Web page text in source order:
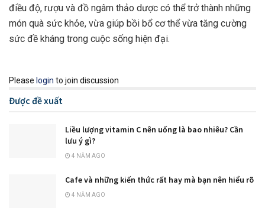
điều độ, rượu và đồ ngâm thảo dược có thể trở thành những
món quà sức khỏe, vừa giúp bồi bổ cơ thể vừa tăng cường
sức đề kháng trong cuộc sống hiện đại.
Please login to join discussion
Được đề xuất
Liều lượng vitamin C nên uống là bao nhiêu? Cần
lưu ý gì?
4 NĂM AGO
Cafe và những kiến thức rất hay mà bạn nên hiểu rõ
4 NĂM AGO